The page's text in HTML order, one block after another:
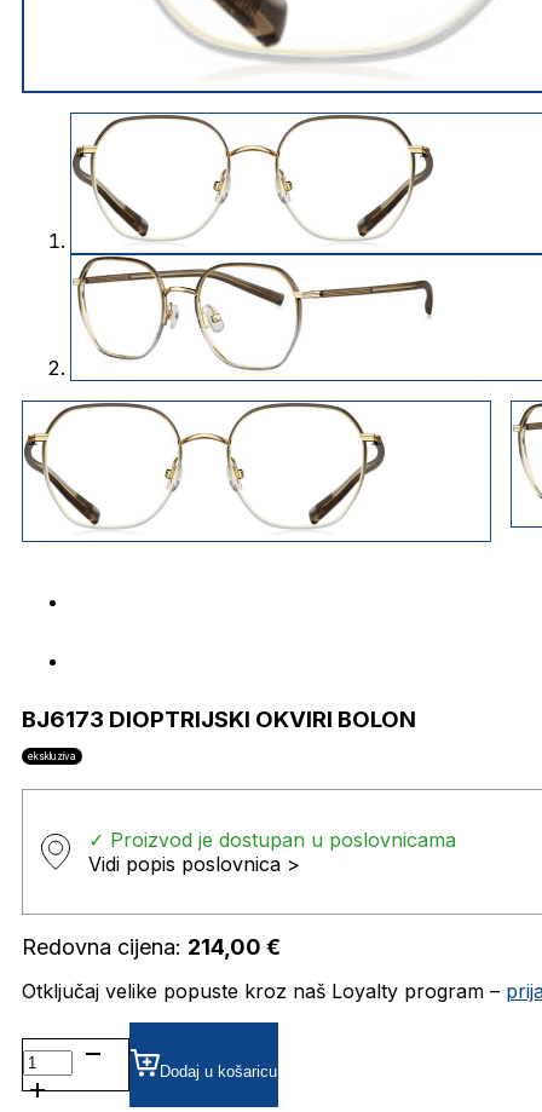
BJ6173 DIOPTRIJSKI OKVIRI BOLON
ekskluziva
✓ Proizvod je dostupan u poslovnicama
Vidi popis poslovnica >
Redovna cijena: 214,00 €
Otključaj velike popuste kroz naš Loyalty program –
BJ6173 DIOPTRIJSKI
OKVIRI
BOLON
Dodaj u košaricu